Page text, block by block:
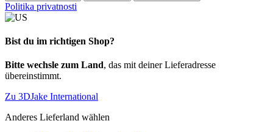
Politika privatnosti
Bist du im richtigen Shop?
Bitte wechsle zum Land, das mit deiner Lieferadresse
übereinstimmt.
Zu 3DJake International
Anderes Lieferland wählen